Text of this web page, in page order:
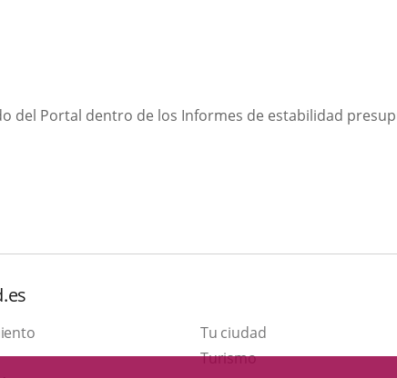
del Portal dentro de los Informes de estabilidad
Tu ciudad
TurismoEste